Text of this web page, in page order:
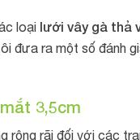
loại lưới vây gà thả
đưa ra một số đánh
3,5cm
rộng rãi đối với các